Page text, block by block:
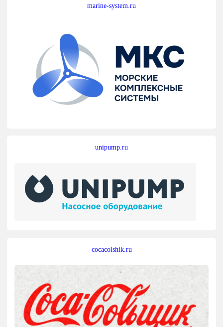
marine-system.ru
unipump.ru
cocacolshik.ru